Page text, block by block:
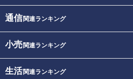
通信関連ランキング
小売関連ランキング
生活関連ランキング